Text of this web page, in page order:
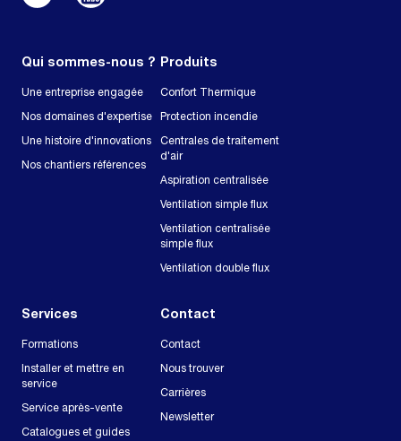
Qui sommes-nous ?
Une entreprise engagée
Nos domaines d'expertise
Une histoire d'innovations
Nos chantiers références
Produits
Confort Thermique
Protection incendie
Centrales de traitement
d'air
Aspiration centralisée
Ventilation simple flux
Ventilation centralisée
simple flux
Ventilation double flux
Services
Formations
Installer et mettre en
service
Service après-vente
Catalogues et guides
Contact
Contact
Nous trouver
Carrières
Newsletter